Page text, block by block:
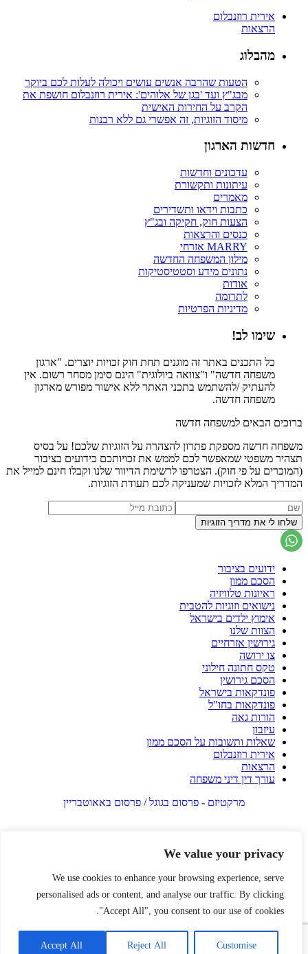
We value your privacy
We use cookies to enhance your browsing experience, serve
personalised ads or content, and analyse our traffic. By clicking
"Accept All", you consent to our use of cookies.
Customise
Reject All
Accept All
אירית רוזנבלום
הרצאות
מהבלוג
הטעות שהרבה אנשים עושים ויכולה לעלות לכם ביוקר
מבג"ץ ועד 'בגן של אלוהים': אירית רוזנבלום חושפת את
הקרב על החירות האישית
מיסוד הזוגיות, זה אפשרי גם ללא רבנות
חדשות הארגון
עדכונים וחדשות
עיתונות ותקשורת
מאמרים
כתבות וידאו ותשדירים
הצעות חוק, חקיקה ובג"ץ
כנסים והרצאות
MARRY אזרחי
מילון המשפחה החדשה
נתונים מידע וסטטיסטיקות
אודות
לתרומה
מדיניות הפרטיות
שימו לב!
כל התכנים באתר זה מוגנים תחת חוק זכויות יוצרים. "ארגון
משפחה חדשה" ו"צוואה ביולוגית" הינם סימן מסחר רשום. אין
להעתיק /להשתמש בתכני האתר ללא אישור מפורש מארגון
משפחה חדשה.
ברוכים הבאים למשפחה חדשה
משפחה חדשה מספקת פתרון להצהרה על הזוגיות שלכם! על בסיס
תצהיר משפטי שמאפשר לכם לממש את זכויותכם כידועים בציבור
(המוכרים על פי חוק). הצטרפו לרשימת הדיוור שלנו וקבלו חינם למייל את
המדריך המלא לזכויות שמעניקה לכם תעודת הזוגיות.
ידועים בציבור
הסכם ממון
ראיונות טלוויזיה
נישואים וזוגיות להטבית
אימוץ ילדים בישראל
הצוות שלנו
גירושין אזרחיים
צו ירושה
טקס חתונה חילוני
הסכם גירושין
פונדקאות בישראל
פונדקאות בחו"ל
הורות גאה
עיזבון
שאלות ותשובות על הסכם ממון
אירית רוזנבלום
הרצאות
עורך דין דיני משפחה
מרקטיזם - פרסום בגוגל / פרסום באאוטבריין